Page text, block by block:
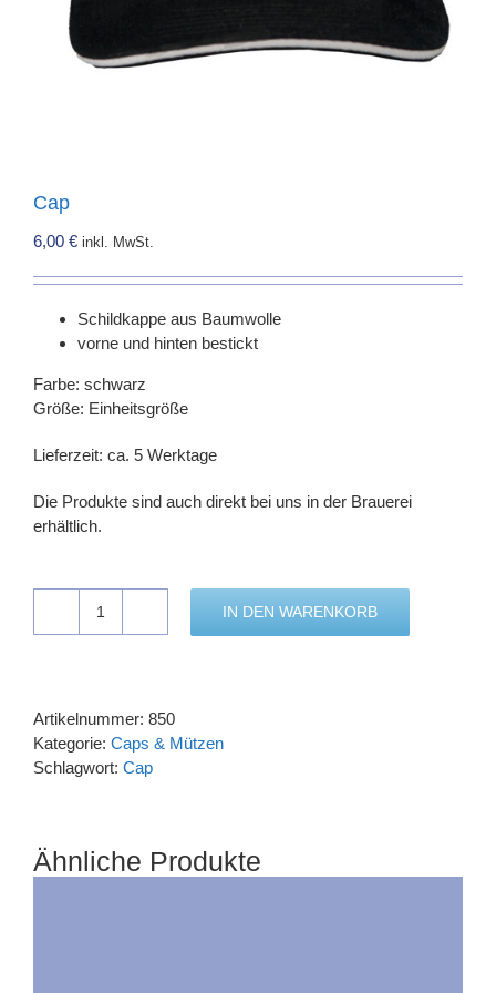
Cap
6,00 € inkl. MwSt.
Schildkappe aus Baumwolle
vorne und hinten bestickt
Farbe: schwarz
Größe: Einheitsgröße
Lieferzeit: ca. 5 Werktage
Die Produkte sind auch direkt bei uns in der Brauerei
erhältlich.
Cap
IN DEN WARENKORB
Artikelnummer: 850
Kategorie: Caps & Mützen
Schlagwort: Cap
Ähnliche Produkte